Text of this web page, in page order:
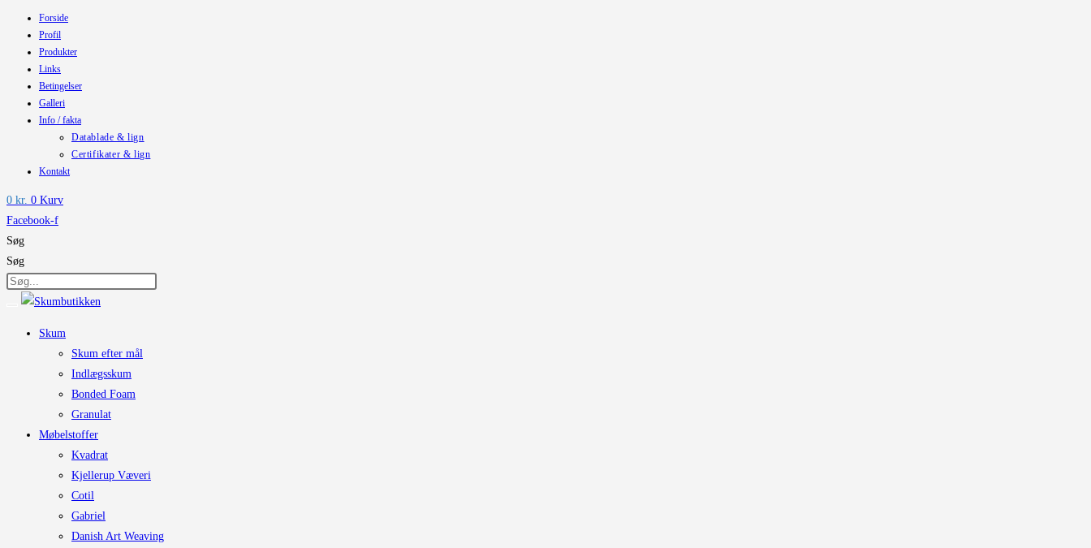
Forside
Profil
Produkter
Links
Betingelser
Galleri
Info / fakta
Datablade & lign
Certifikater & lign
Kontakt
0 kr. 0 Kurv
Facebook-f
Søg
Søg
Skum
Skum efter mål
Indlægsskum
Bonded Foam
Granulat
Møbelstoffer
Kvadrat
Kjellerup Væveri
Cotil
Gabriel
Danish Art Weaving